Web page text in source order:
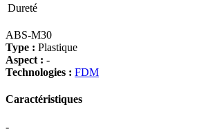
Dureté
ABS-M30
Type : Plastique
Aspect : -
Technologies : FDM
Caractéristiques
-